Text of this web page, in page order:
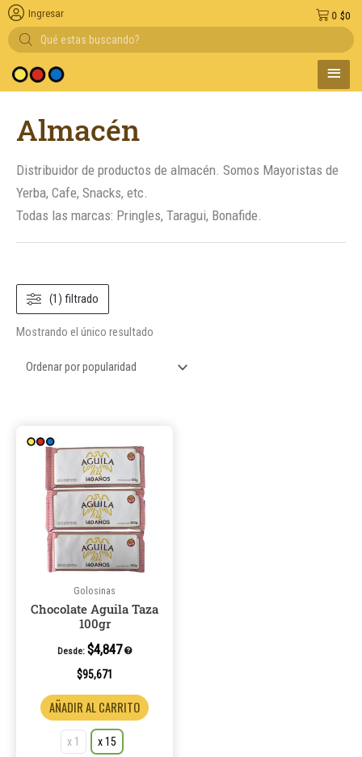
Búsqueda
de
productos
de pago
$0
0
Ingresar
MENÚ
Almacén
Distribuidor de productos de almacén. Somos Mayoristas de
Yerba, Cafe, Snacks, etc.
Todas las marcas: Pringles, Taragui, Bonafide.
(1) filtrado
Mostrando el único resultado
Golosinas
Chocolate Aguila Taza
100gr
Desde: $4,847
$95,671
AÑADIR AL CARRITO
elegir
producto
x 1 x 15